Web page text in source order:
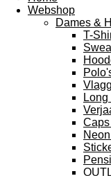
Webshop
Dames &
T-